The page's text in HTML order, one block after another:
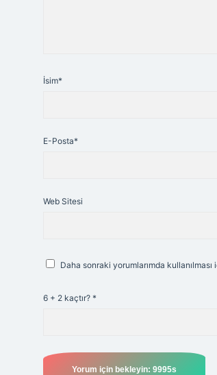
İsim*
E-Posta*
Web Sitesi
Daha sonraki yorumlarımda
6 + 2 kaçtır? *